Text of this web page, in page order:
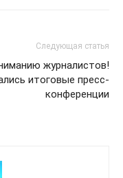
Следующая статья
журналистов!
итоговые пресс-
конференции